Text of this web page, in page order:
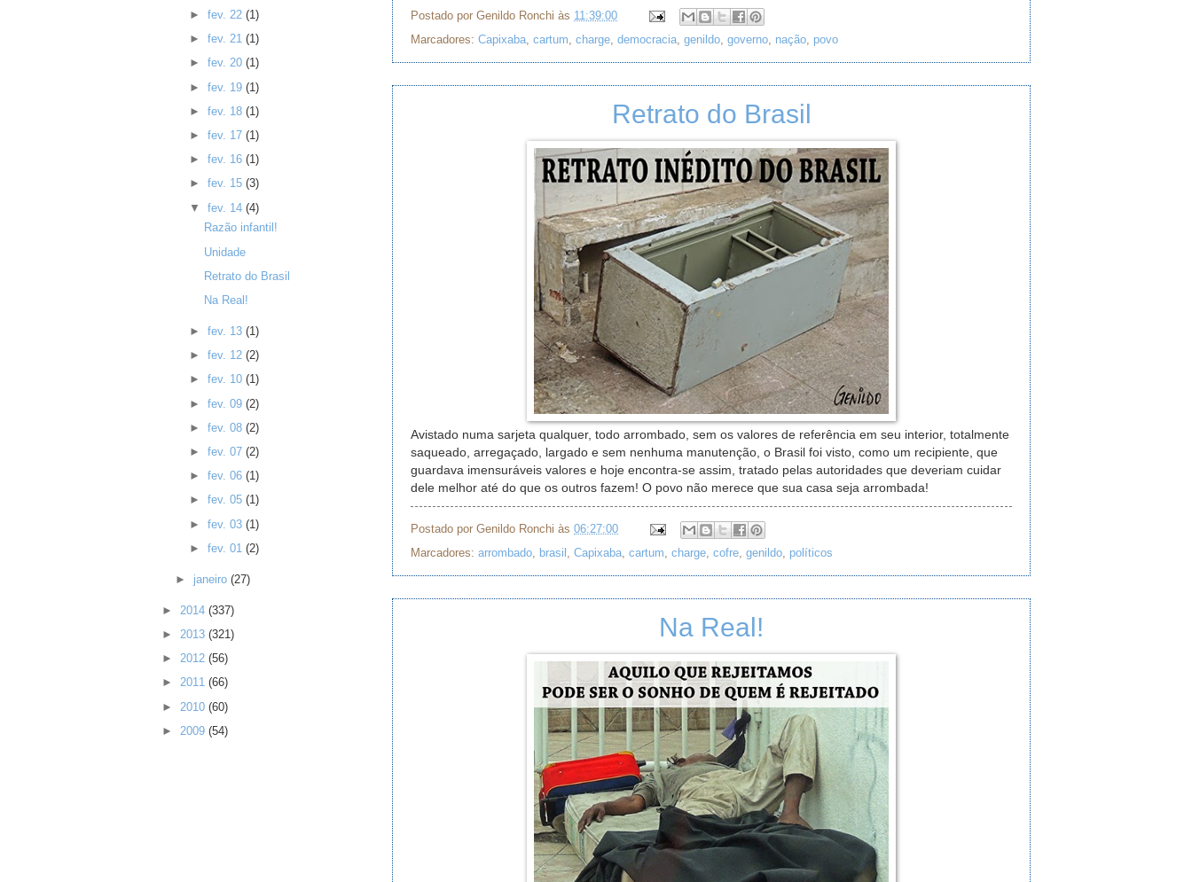
Postado por Genildo Ronchi às 11:39:00
Marcadores: Capixaba cartum charge democracia genildo governo nação povo
Retrato do Brasil
Avistado numa sarjeta qualquer, todo arrombado, sem os valores de referência em seu interior, totalmente
saqueado, arregaçado, largado e sem nenhuma manutenção, o Brasil foi visto, como um recipiente, que
guardava imensuráveis valores e hoje encontra-se assim, tratado pelas autoridades que deveriam cuidar
dele melhor até do que os outros fazem! O povo não merece que sua casa seja arrombada!
Postado por Genildo Ronchi às 06:27:00
Marcadores: arrombado brasil Capixaba cartum charge cofre genildo políticos
Na Real!
► fev. 22 (1)
► fev. 21 (1)
► fev. 20 (1)
► fev. 19 (1)
► fev. 18 (1)
► fev. 17 (1)
► fev. 16 (1)
► fev. 15 (3)
▼ fev. 14 (4)
Razão infantil!
Unidade
Retrato do Brasil
Na Real!
► fev. 13 (1)
► fev. 12 (2)
► fev. 10 (1)
► fev. 09 (2)
► fev. 08 (2)
► fev. 07 (2)
► fev. 06 (1)
► fev. 05 (1)
► fev. 03 (1)
► fev. 01 (2)
► janeiro(27)
► 2014 (337)
► 2013 (321)
► 2012 (56)
► 2011 (66)
► 2010 (60)
► 2009 (54)